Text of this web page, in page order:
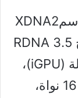
المعالجات ستحتوي على شرائح باسمXDNA2
للمعالجة العصبية (NPU)، وشرائح RDNA 3.5
لوحدة معالجة الرسومات المتكاملة (iGPU)،
التي تحتوي الآن على ما يصل إلى 16 نواة،